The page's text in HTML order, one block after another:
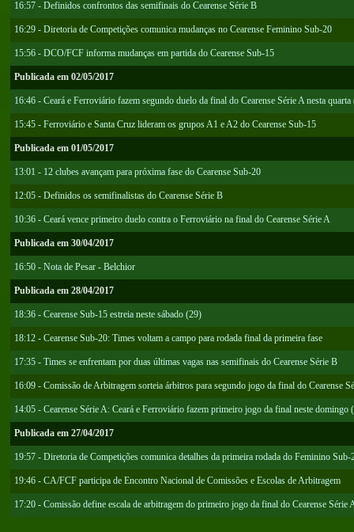
16:57 - Definidos confrontos das semifinais do Cearense Série B
16:29 - Diretoria de Competições comunica mudanças no Cearense Feminino Sub-20
15:56 - DCO/FCF informa mudanças em partida do Cearense Sub-15
Publicada em 02/05/2017
16:46 - Ceará e Ferroviário fazem segundo duelo da final do Cearense Série A nesta quarta
15:45 - Ferroviário e Santa Cruz lideram os grupos A1 e A2 do Cearense Sub-15
Publicada em 01/05/2017
13:01 - 12 clubes avançam para próxima fase do Cearense Sub-20
12:05 - Definidos os semifinalistas do Cearense Série B
10:36 - Ceará vence primeiro duelo contra o Ferroviário na final do Cearense Série A
Publicada em 30/04/2017
16:50 - Nota de Pesar - Belchior
Publicada em 28/04/2017
18:36 - Cearense Sub-15 estreia neste sábado (29)
18:12 - Cearense Sub-20: Times voltam a campo para rodada final da primeira fase
17:35 - Times se enfrentam por duas últimas vagas nas semifinais do Cearense Série B
16:09 - Comissão de Arbitragem sorteia árbitros para segundo jogo da final do Cearense
14:05 - Cearense Série A: Ceará e Ferroviário fazem primeiro jogo da final neste domingo
Publicada em 27/04/2017
19:57 - Diretoria de Competições comunica detalhes da primeira rodada do Feminino Sub-
19:46 - CA/FCF participa de Encontro Nacional de Comissões e Escolas de Arbitragem
17:20 - Comissão define escala de arbitragem do primeiro jogo da final do Cearense Série